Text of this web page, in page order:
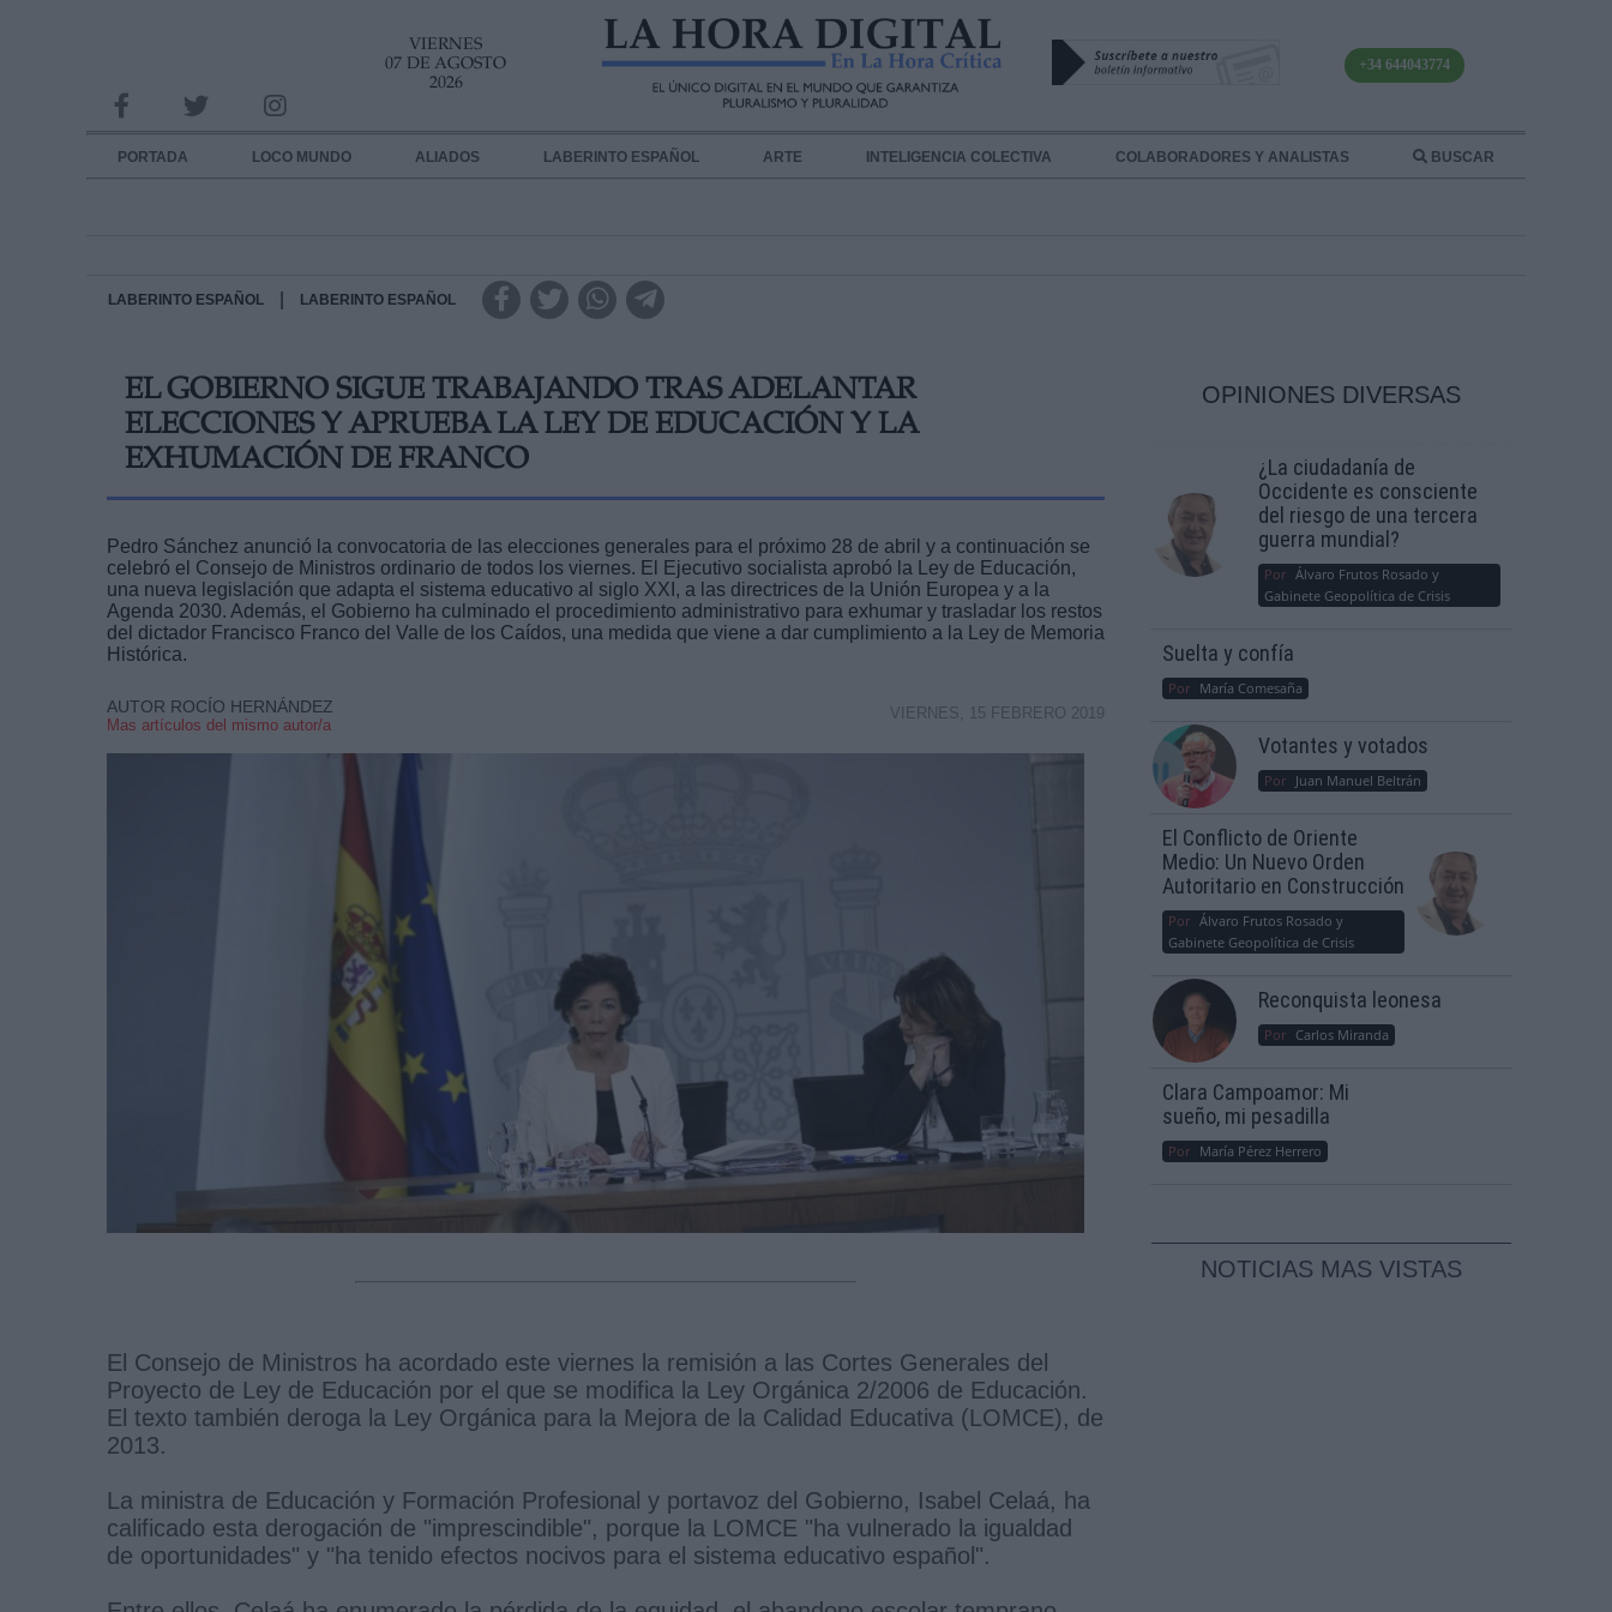
VIERNES
07 DE AGOSTO
2026
+34 644043774
PORTADA LOCO MUNDO ALIADOS LABERINTO ESPAÑOL ARTE INTELIGENCIA COLECTIVA COLABORADORES Y ANALISTAS BUSCAR
LABERINTO ESPAÑOL LABERINTO ESPAÑOL
EL GOBIERNO SIGUE TRABAJANDO TRAS ADELANTAR
ELECCIONES Y APRUEBA LA LEY DE EDUCACIÓN Y LA
EXHUMACIÓN DE FRANCO
Pedro Sánchez anunció la convocatoria de las elecciones generales para el próximo 28 de abril y a continuación se
celebró el Consejo de Ministros ordinario de todos los viernes. El Ejecutivo socialista aprobó la Ley de Educación,
una nueva legislación que adapta el sistema educativo al siglo XXI, a las directrices de la Unión Europea y a la
Agenda 2030. Además, el Gobierno ha culminado el procedimiento administrativo para exhumar y trasladar los restos
del dictador Francisco Franco del Valle de los Caídos, una medida que viene a dar cumplimiento a la Ley de Memoria
Histórica.
AUTOR ROCÍO HERNÁNDEZ
Mas artículos del mismo autor/a
VIERNES, 15 FEBRERO 2019
El Consejo de Ministros ha acordado este viernes la remisión a las Cortes Generales del
Proyecto de Ley de Educación por el que se modifica la Ley Orgánica 2/2006 de Educación.
El texto también deroga la Ley Orgánica para la Mejora de la Calidad Educativa (LOMCE), de
2013.
La ministra de Educación y Formación Profesional y portavoz del Gobierno, Isabel Celaá, ha
calificado esta derogación de "imprescindible", porque la LOMCE "ha vulnerado la igualdad
de oportunidades" y "ha tenido efectos nocivos para el sistema educativo español".
OPINIONES DIVERSAS
¿La ciudadanía de
Occidente es consciente
del riesgo de una tercera
guerra mundial?
Por Álvaro Frutos Rosado y
Gabinete Geopolítica de Crisis
Suelta y confía
Por María Comesaña
Votantes y votados
Por Juan Manuel Beltrán
El Conflicto de Oriente
Medio: Un Nuevo Orden
Autoritario en Construcción
Por Álvaro Frutos Rosado y
Gabinete Geopolítica de Crisis
Reconquista leonesa
Por Carlos Miranda
Clara Campoamor: Mi
sueño, mi pesadilla
Por María Pérez Herrero
NOTICIAS MAS VISTAS
INFORMACION SOBRE LA PROTECCIÓN DE TUS DATOS
Responsable:
Destinatarios:
link
Información adicional
link